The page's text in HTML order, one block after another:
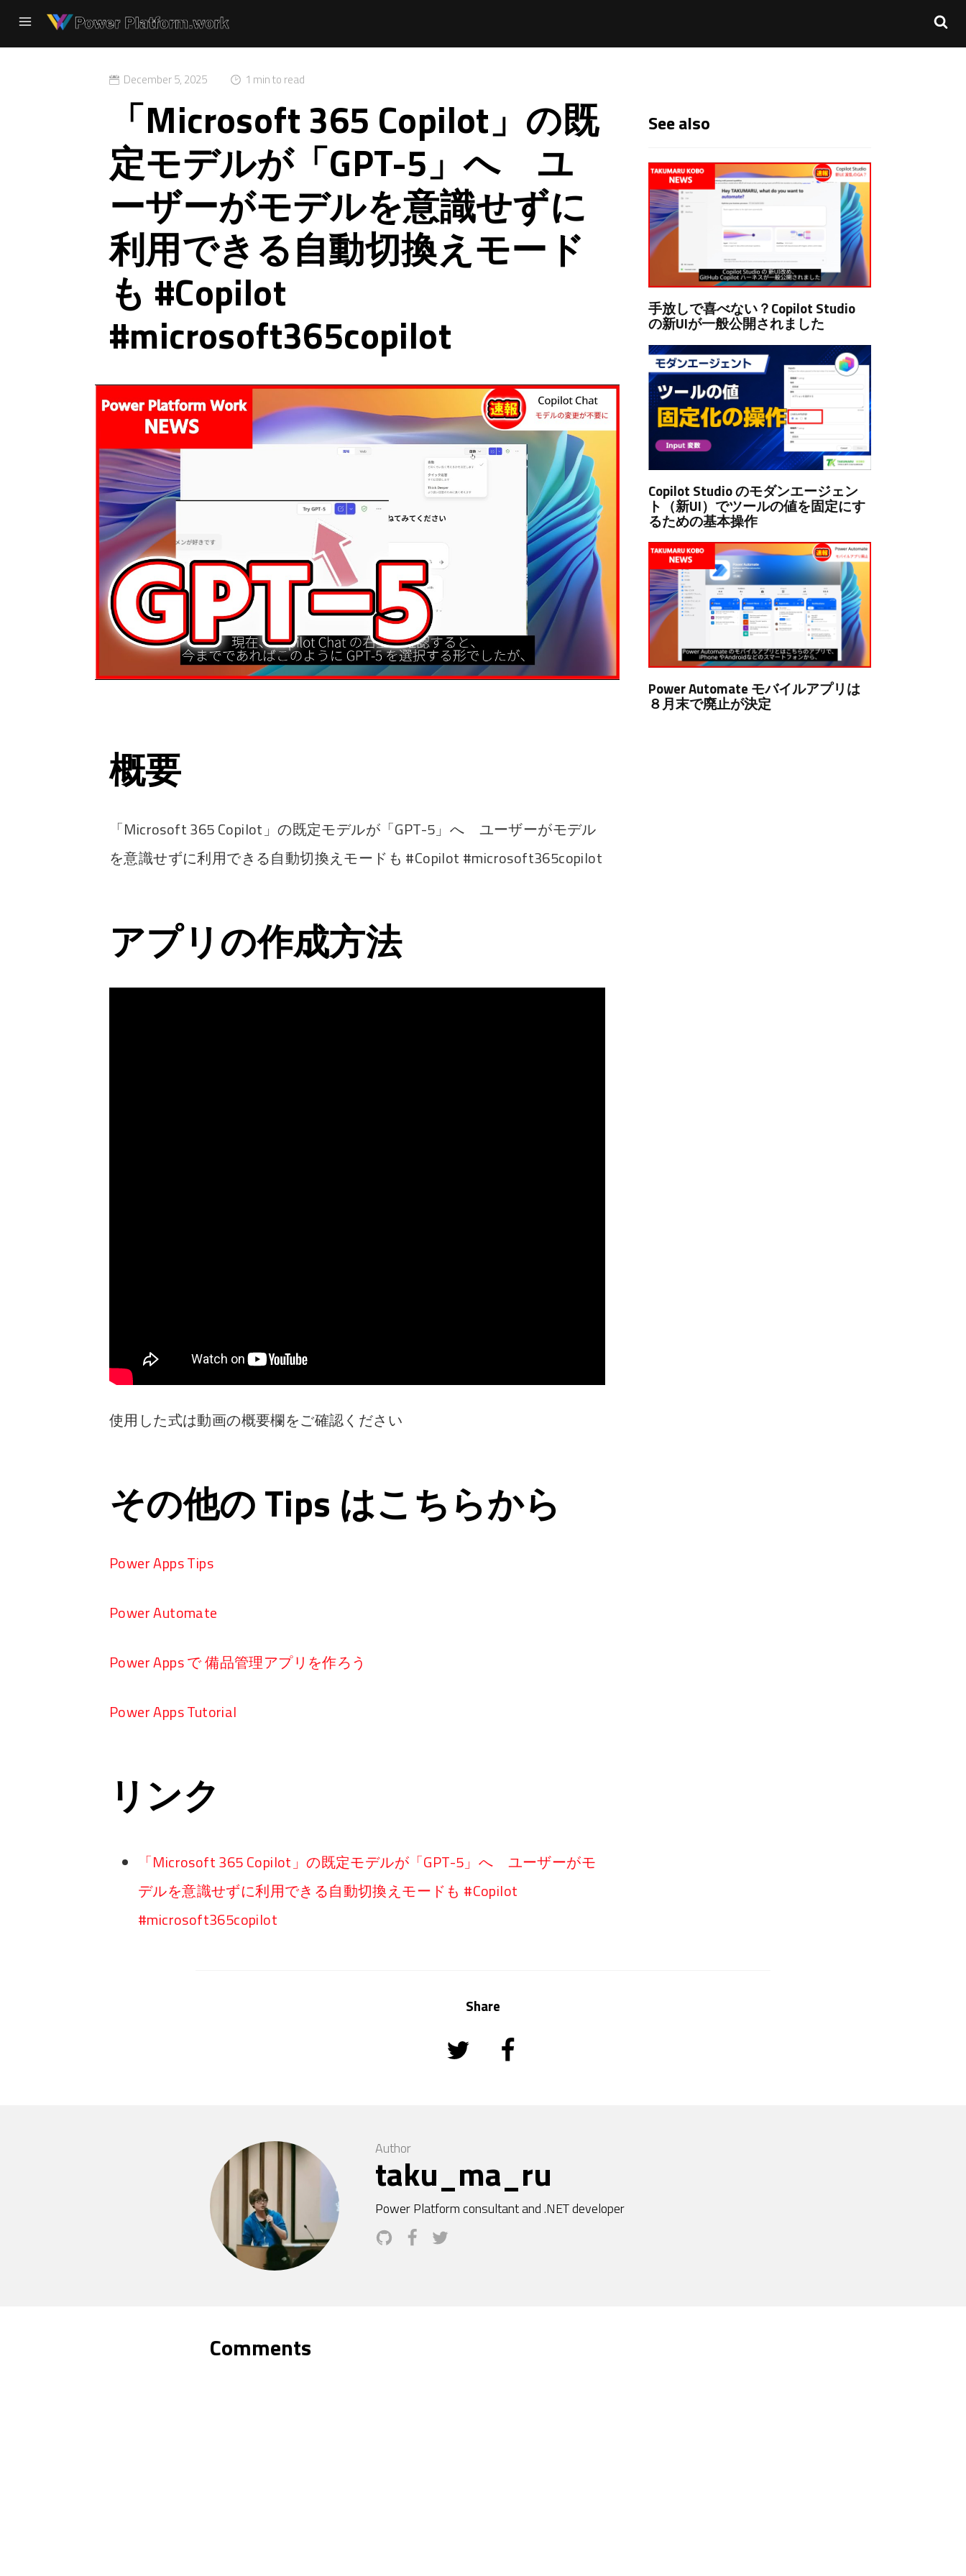
December 5, 2025 1 min to read
「Microsoft 365 Copilot」の既
定モデルが「GPT-5」へ ユ
ーザーがモデルを意識せずに
利用できる自動切換えモード
も #Copilot
#microsoft365copilot
概要
「Microsoft 365 Copilot」の既定モデルが「GPT-5」へ ユーザーがモデル
を意識せずに利用できる自動切換えモードも #Copilot #microsoft365copilot
アプリの作成方法
使用した式は動画の概要欄をご確認ください
その他の Tips はこちらから
Power Apps Tips
Power Automate
Power Apps で 備品管理アプリを作ろう
Power Apps Tutorial
リンク
「Microsoft 365 Copilot」の既定モデルが「GPT-5」へ ユーザーがモ
デルを意識せずに利用できる自動切換えモードも #Copilot
#microsoft365copilot
See also
手放しで喜べない？Copilot Studio
の新UIが一般公開されました
Copilot Studio のモダンエージェン
ト（新UI）でツールの値を固定にす
るための基本操作
Power Automate モバイルアプリは
８月末で廃止が決定
Share
Author
taku_ma_ru
Power Platform consultant and .NET developer
Comments